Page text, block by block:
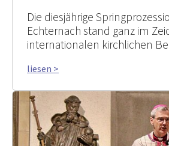
Die diesjährige
Echternach stand ganz im
internationalen kirchlichen
liesen >